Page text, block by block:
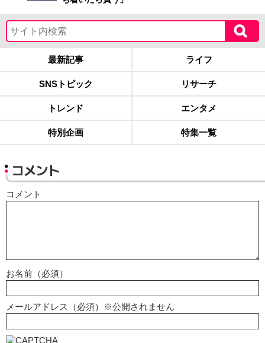
最新記事 ライフ
SNSトピック リサーチ
トレンド エンタメ
特別企画 特集一覧
コメント
コメント
お名前（必須）
メールアドレス（必須）※公開されません